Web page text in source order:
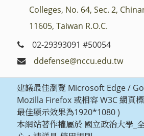
Colleges, No. 64, Sec. 2,
11605, Taiwan R.O.C.
02-29393091 #50054
ddefense@nccu.edu.tw
建議最佳瀏覽 Microsoft Edge /
Mozilla Firefox 或相容 W3C 網頁
最佳顯示效果為1920*1080 )
本網站著作權屬於 國立政治大學_